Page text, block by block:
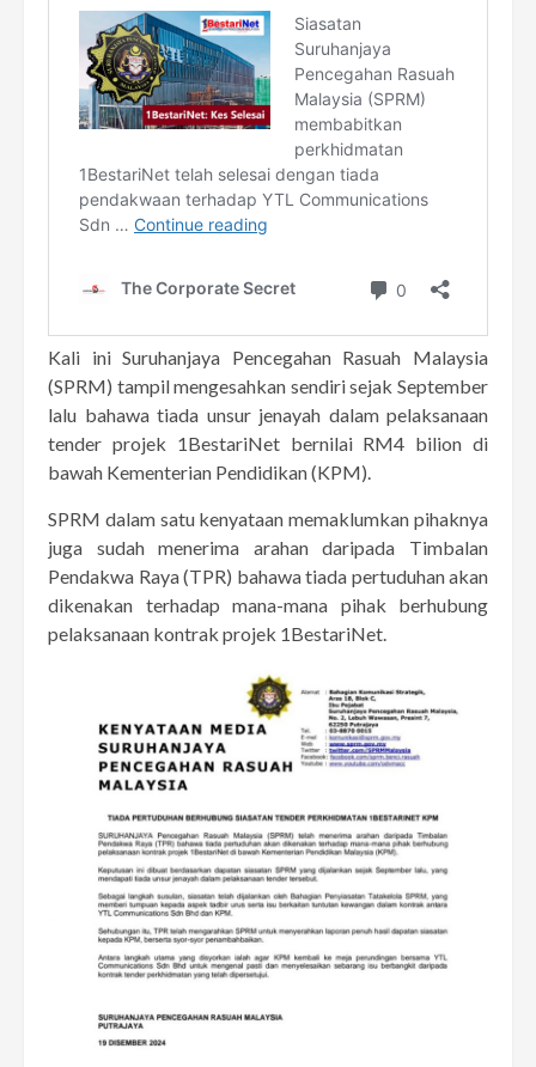
Kali ini Suruhanjaya Pencegahan Rasuah Malaysia
(SPRM) tampil mengesahkan sendiri sejak September
lalu bahawa tiada unsur jenayah dalam pelaksanaan
tender projek 1BestariNet bernilai RM4 bilion di
bawah Kementerian Pendidikan (KPM).
SPRM dalam satu kenyataan memaklumkan pihaknya
juga sudah menerima arahan daripada Timbalan
Pendakwa Raya (TPR) bahawa tiada pertuduhan akan
dikenakan terhadap mana-mana pihak berhubung
pelaksanaan kontrak projek 1BestariNet.